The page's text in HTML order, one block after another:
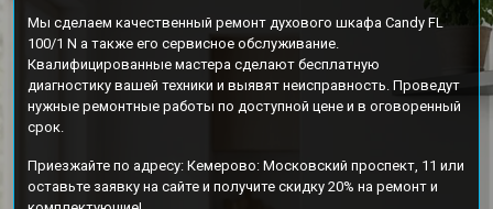
Мы сделаем качественный ремонт духового шкафа Candy FL
100/1 N а также его сервисное обслуживание.
Квалифицированные мастера сделают бесплатную
диагностику вашей техники и выявят неисправность. Проведут
нужные ремонтные работы по доступной цене и в оговоренный
срок.
Приезжайте по адресу: Кемерово: Московский проспект, 11 или
оставьте заявку на сайте и получите скидку 20% на ремонт и